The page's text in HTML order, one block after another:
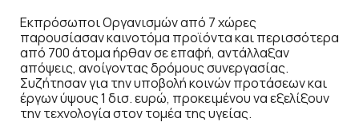
Εκπρόσωποι Οργανισμών από 7 χώρες
παρουσίασαν καινοτόμα προϊόντα και περισσότερα
από 700 άτομα ήρθαν σε επαφή, αντάλλαξαν
απόψεις, ανοίγοντας δρόμους συνεργασίας.
Συζήτησαν για την υποβολή κοινών προτάσεων και
έργων ύψους 1 δισ. ευρώ, προκειμένου να εξελίξουν
την τεχνολογία στον τομέα της υγείας.